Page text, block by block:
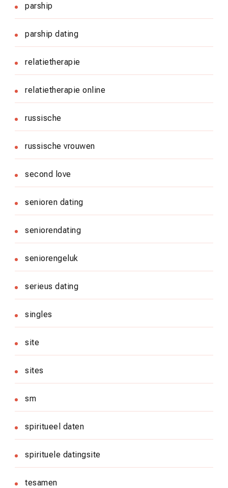
parship
parship dating
relatietherapie
relatietherapie online
russische
russische vrouwen
second love
senioren dating
seniorendating
seniorengeluk
serieus dating
singles
site
sites
sm
spiritueel daten
spirituele datingsite
tesamen